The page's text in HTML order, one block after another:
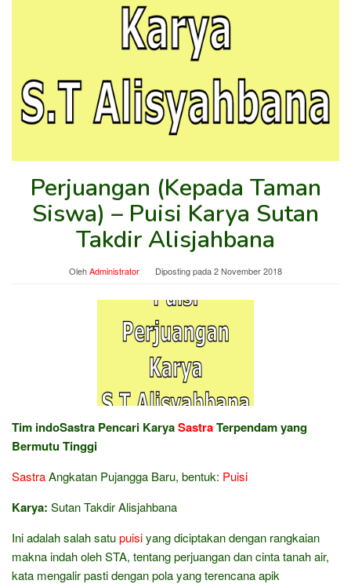
Perjuangan (Kepada Taman
Siswa) – Puisi Karya Sutan
Takdir Alisjahbana
OlehAdministrator Diposting pada2 November 2018
Tim indoSastra Pencari KaryaSastraTerpendam yang
Bermutu Tinggi
SastraAngkatan Pujangga Baru, bentuk: Puisi
Karya: Sutan Takdir Alisjahbana
Ini adalah salah satupuisiyang diciptakan dengan rangkaian
makna indah oleh STA, tentang perjuangan dan cinta tanah air,
kata mengalir pasti dengan pola yang terencana apik